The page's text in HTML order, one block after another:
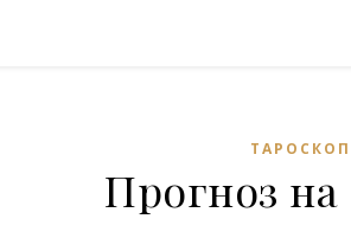
Прогноз